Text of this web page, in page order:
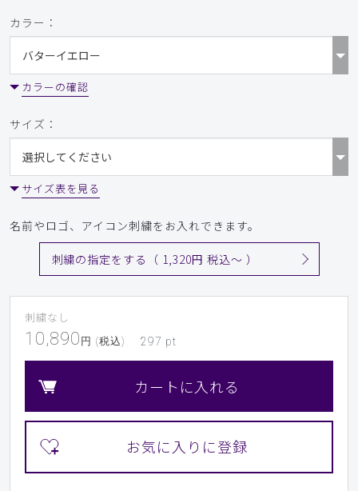
カラー：
カラーの確認
サイズ：
サイズ表を見る
名前やロゴ、アイコン刺繍をお入れできます。
刺繍の指定をする（ 1,320円 税込〜 ）
刺繍なし
10,890 円 (税込) 297 pt
カートに入れる